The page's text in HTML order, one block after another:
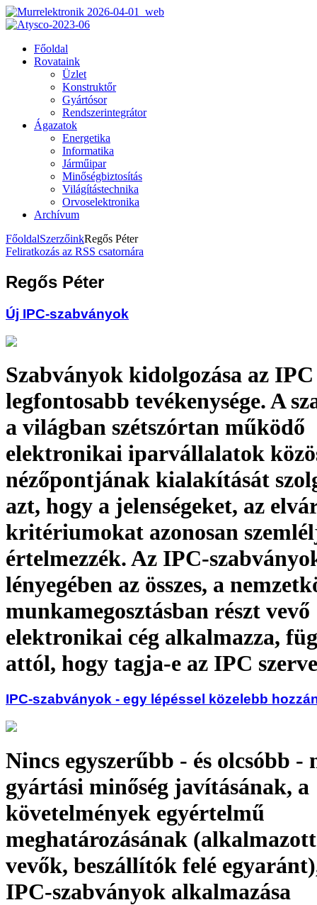
Főoldal
Rovataink
Üzlet
Konstruktőr
Gyártósor
Rendszerintegrátor
Ágazatok
Energetika
Informatika
Járműipar
Minőségbiztosítás
Világítástechnika
Orvoselektronika
Archívum
FőoldalSzerzőinkRegős Péter
Feliratkozás az RSS csatornára
Regős Péter
Új IPC-szabványok
Szabványok kidolgozása az
legfontosabb tevékenysége. A
a világban szétszórtan működő
elektronikai iparvállalatok
nézőpontjának kialakítását
azt, hogy a jelenségeket, az
kritériumokat azonosan
értelmezzék. Az IPC-
lényegében az összes, a
munkamegosztásban részt vevő
elektronikai cég alkalmazza,
attól, hogy tagja-e az IPC
IPC-szabványok - egy lépéssel közelebb
Nincs egyszerűbb - és olcsóbb -
gyártási minőség javításának, a
követelmények egyértelmű
meghatározásának
vevők, beszállítók felé
IPC-szabványok alkalmazása